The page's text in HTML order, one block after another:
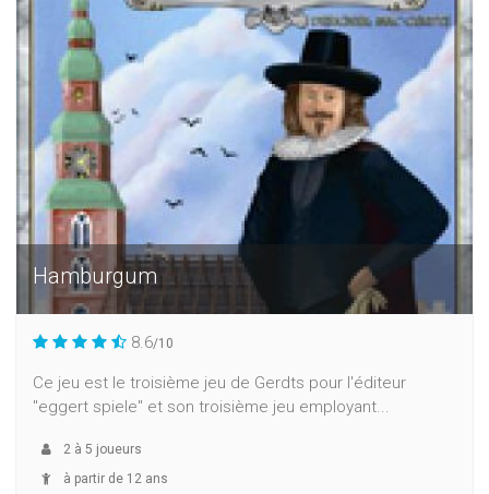
Hamburgum
8.6/10
Ce jeu est le troisième jeu de Gerdts pour l'éditeur
"eggert spiele" et son troisième jeu employant...
2 à 5 joueurs
à partir de 12 ans